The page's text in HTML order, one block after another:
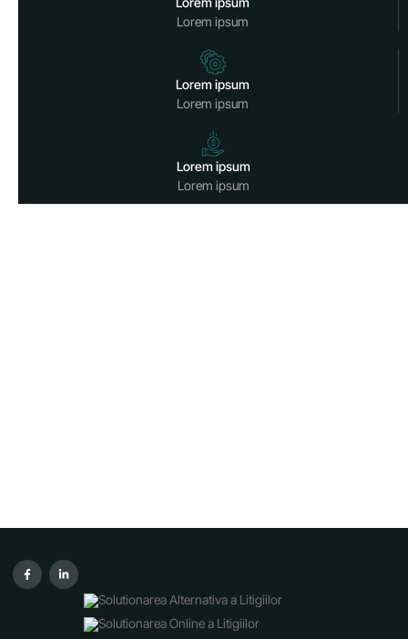
Lorem ipsum
Lorem ipsum
Lorem ipsum
Lorem ipsum
Lorem ipsum